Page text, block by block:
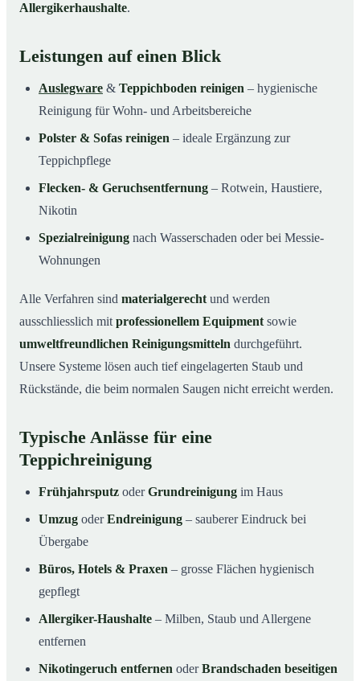
Allergikerhaushalte.
Leistungen auf einen Blick
Auslegware & Teppichboden reinigen – hygienische
Reinigung für Wohn- und Arbeitsbereiche
Polster & Sofas reinigen – ideale Ergänzung zur
Teppichpflege
Flecken- & Geruchsentfernung – Rotwein, Haustiere,
Nikotin
Spezialreinigung nach Wasserschaden oder bei Messie-
Wohnungen
Alle Verfahren sind materialgerecht und werden
ausschliesslich mit professionellem Equipment sowie
umweltfreundlichen Reinigungsmitteln durchgeführt.
Unsere Systeme lösen auch tief eingelagerten Staub und
Rückstände, die beim normalen Saugen nicht erreicht werden.
Typische Anlässe für eine
Teppichreinigung
Frühjahrsputz oderGrundreinigung im Haus
Umzug oderEndreinigung – sauberer Eindruck bei
Übergabe
Büros, Hotels & Praxen – grosse Flächen hygienisch
gepflegt
Allergiker-Haushalte – Milben, Staub und Allergene
entfernen
Nikotingeruch entfernen oderBrandschaden beseitigen